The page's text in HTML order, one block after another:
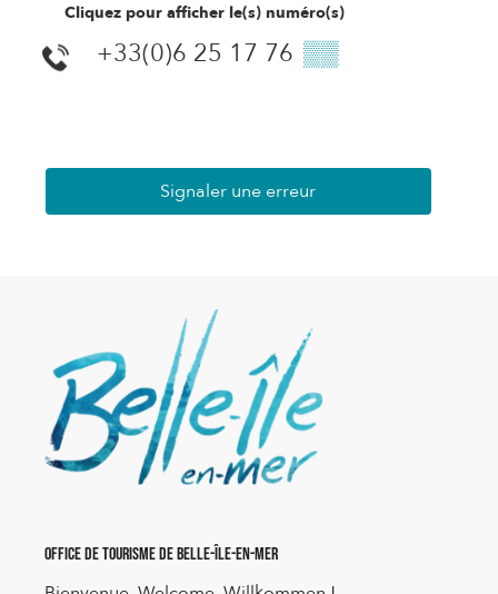
Cliquez pour afficher le(s) numéro(s)
+33(0)6 25 17 76 ▒▒
Signaler une erreur
Office de Tourisme de Belle-Île-en-Mer